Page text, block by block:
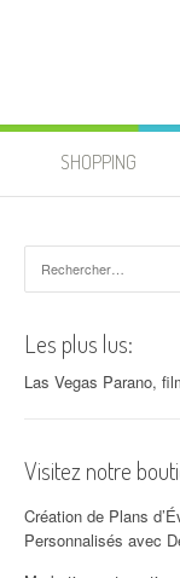
SHOPPING
Les plus lus:
Las Vegas Parano,
Visitez notre
Création de Plans
Personnalisés avec